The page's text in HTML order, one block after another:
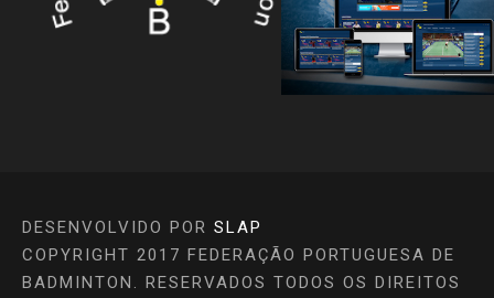
DESENVOLVIDO POR SLAP
COPYRIGHT 2017 FEDERAÇÃO PORTUGUESA DE
BADMINTON. RESERVADOS TODOS OS DIREITOS